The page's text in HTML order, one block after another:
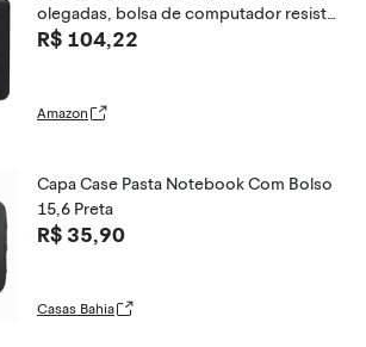
olegadas, bolsa de computador resiste
nte à água compatível com MacBook N
olegadas, XPS 14 e
R$ 104,22
Amazon
Capa Case Pasta Notebook Com Bolso
15,6 Preta
R$ 35,90
Casas Bahia